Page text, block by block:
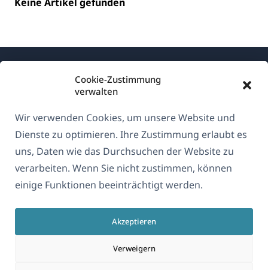
Cookie-Zustimmung
verwalten
Wir verwenden Cookies, um unsere Website und
Dienste zu optimieren. Ihre Zustimmung erlaubt es
uns, Daten wie das Durchsuchen der Website zu
verarbeiten. Wenn Sie nicht zustimmen, können
einige Funktionen beeinträchtigt werden.
Akzeptieren
Verweigern
Deutsch
Über WPML
DSGVO & Datenschutzrichtlinie
Unserem Team beitreten(öffnet
in
Fenster)
in
einem
neuen
Fenster)
(öffnet
in
einem
neuen
Fenster)
in
neuen